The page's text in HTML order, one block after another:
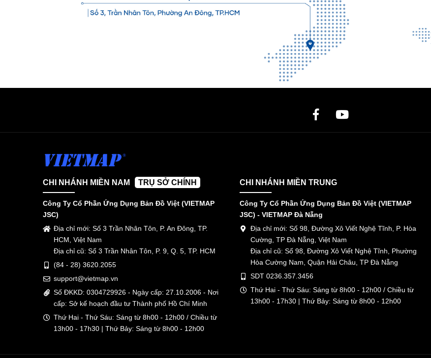
CHI NHÁNH MIỀN NAM TRỤ SỞ CHÍNH
Công Ty Cổ Phần Ứng Dụng Bản Đồ Việt (VIETMAP
JSC)
Địa chỉ mới: Số 3 Trần Nhân Tôn, P. An Đông, TP.
HCM, Việt Nam
Địa chỉ cũ: Số 3 Trần Nhân Tôn, P. 9, Q. 5, TP. HCM
(84 - 28) 3620.2055
support@vietmap.vn
Số ĐKKD: 0304729926 - Ngày cấp: 27.10.2006 - Nơi
cấp: Sở kế hoạch đầu tư Thành phố Hồ Chí Minh
Thứ Hai - Thứ Sáu: Sáng từ 8h00 - 12h00 / Chiều từ
13h00 - 17h30 | Thứ Bảy: Sáng từ 8h00 - 12h00
CHI NHÁNH MIỀN TRUNG
Công Ty Cổ Phần Ứng Dụng Bản Đồ Việt (VIETMAP
JSC) - VIETMAP Đà Nẵng
Địa chỉ mới: Số 98, Đường Xô Viết Nghệ Tĩnh, P. Hòa
Cường, TP Đà Nẵng, Việt Nam
Địa chỉ cũ: Số 98, Đường Xô Viết Nghệ Tĩnh, Phường
Hòa Cường Nam, Quận Hải Châu, TP Đà Nẵng
SDT 0236.357.3456
Thứ Hai - Thứ Sáu: Sáng từ 8h00 - 12h00 / Chiều từ
13h00 - 17h30 | Thứ Bảy: Sáng từ 8h00 - 12h00